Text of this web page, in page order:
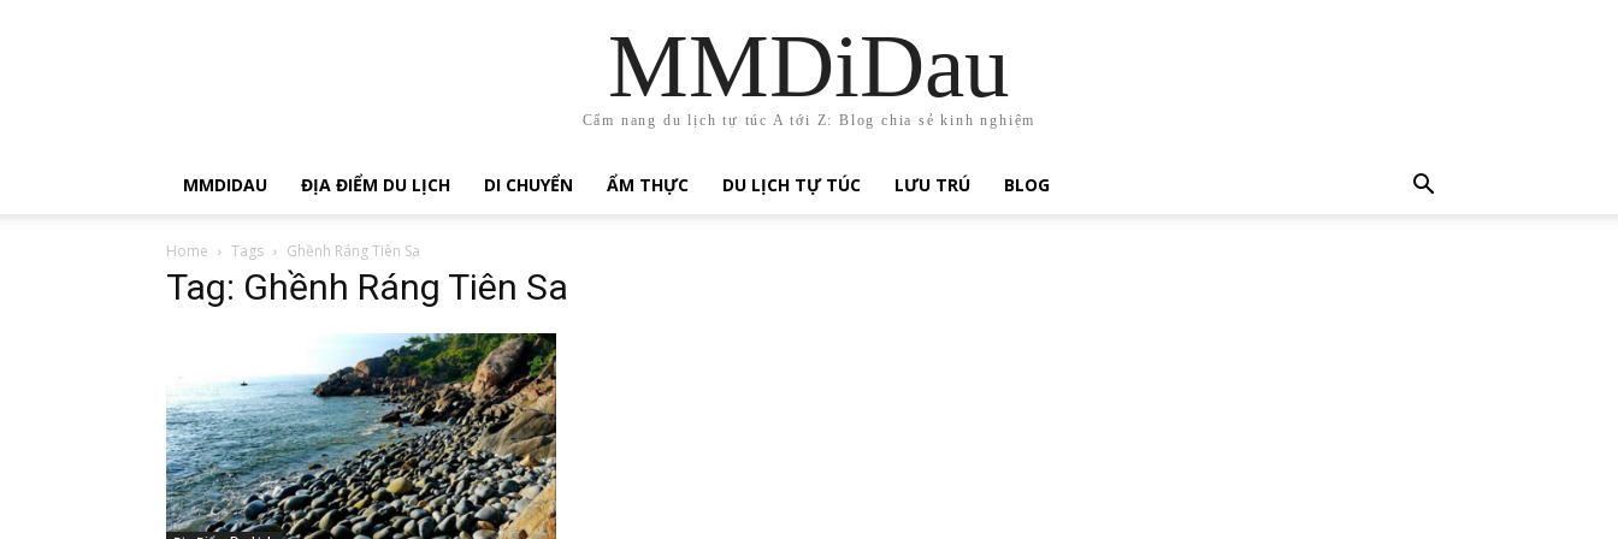
MMDiDau
Cẩm nang du lịch tự túc A tới Z: Blog chia sẻ kinh nghiệm
MMDIDAU ĐỊA ĐIỂM DU LỊCH DI CHUYỂN ẨM THỰC DU LỊCH TỰ TÚC LƯU TRÚ BLOG
Home Tags Ghềnh Ráng Tiên Sa
Tag: Ghềnh Ráng Tiên Sa